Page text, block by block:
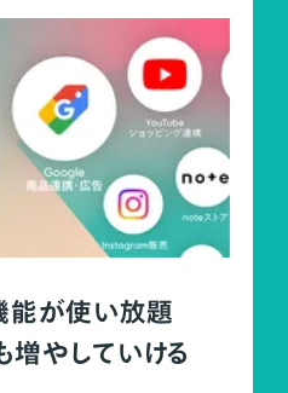
能が使い放題
増やしていける